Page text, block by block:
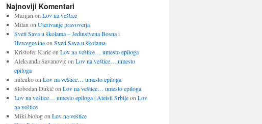
Najnoviji Komentari
Marijan on Lov na veštice
Milan on Uterivanje pravoverja
Sveti Sava u školama – Jedinstvena Bosna i
Hercegovinaon Sveti Sava u školama
Kristofer Karićon Lov na veštice… umesto epiloga
Aleksanda Savanovicon Lov na veštice… umesto
epiloga
milenkoon Lov na veštice… umesto epiloga
Slobodan Dukićon Lov na veštice… umesto epiloga
Lov na veštice… umesto epiloga | Ateisti Srbijeon Lov
na veštice
Miki biologon Lov na veštice